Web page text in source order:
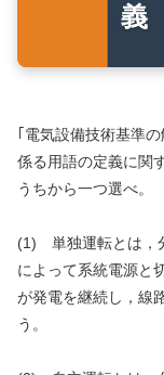
義
｢電気設備技術基準
係る用語の定義に関
うちから一つ選べ。
(1) 単独運転とは，
によって系統電源と
が発電を継続し，線
う。